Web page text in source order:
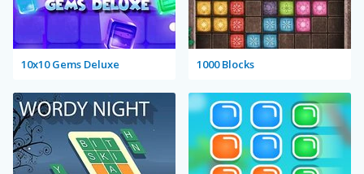
10x10 Gems Deluxe 1000 Blocks